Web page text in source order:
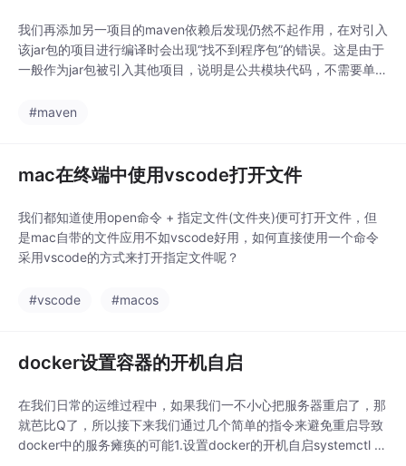
我们再添加另一项目的maven依赖后发现仍然不起作用，在对引入
该jar包的项目进行编译时会出现“找不到程序包”的错误。这是由于
一般作为jar包被引入其他项目，说明是公共模块代码，不需要单独
ugins><!--被引入的spring boot jar 包不能引入此plugin ，否则引
#maven
mac在终端中使用vscode打开文件
我们都知道使用open命令 + 指定文件(文件夹)便可打开文件，但
是mac自带的文件应用不如vscode好用，如何直接使用一个命令
采用vscode的方式来打开指定文件呢？
#vscode #macos
docker设置容器的开机自启
在我们日常的运维过程中，如果我们一不小心把服务器重启了，那
就芭比Q了，所以接下来我们通过几个简单的指令来避免重启导致
docker中的服务瘫痪的可能1.设置docker的开机自启systemctl e